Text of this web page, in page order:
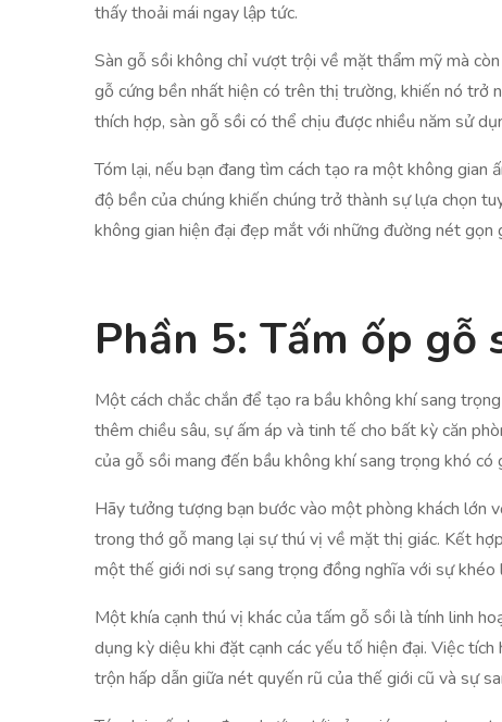
thấy thoải mái ngay lập tức.
Sàn gỗ sồi không chỉ vượt trội về mặt thẩm mỹ mà
gỗ cứng bền nhất hiện có trên thị trường, khiến nó trở
thích hợp, sàn gỗ sồi có thể chịu được nhiều năm sử
Tóm lại, nếu bạn đang tìm cách tạo ra một không gian
độ bền của chúng khiến chúng trở thành sự lựa chọn
không gian hiện đại đẹp mắt với những đường nét gọn
Phần 5: Tấm ốp gỗ
Một cách chắc chắn để tạo ra bầu không khí sang
thêm chiều sâu, sự ấm áp và tinh tế cho bất kỳ căn
của gỗ sồi mang đến bầu không khí sang trọng khó có
Hãy tưởng tượng bạn bước vào một phòng khách lớn
trong thớ gỗ mang lại sự thú vị về mặt thị giác. Kết
một thế giới nơi sự sang trọng đồng nghĩa với sự
Một khía cạnh thú vị khác của tấm gỗ sồi là tính linh
dụng kỳ diệu khi đặt cạnh các yếu tố hiện đại. Việc
trộn hấp dẫn giữa nét quyến rũ của thế giới cũ và sự